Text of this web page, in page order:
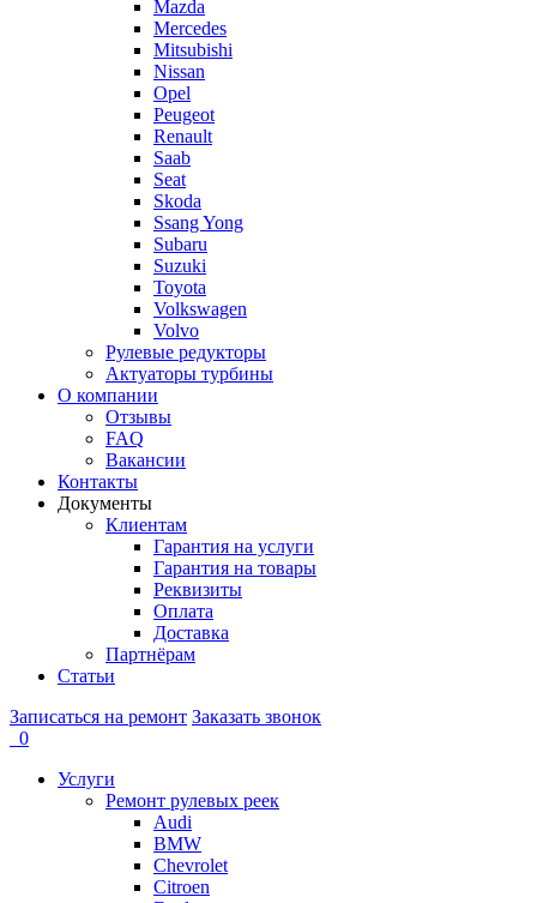
Mazda
Mercedes
Mitsubishi
Nissan
Opel
Peugeot
Renault
Saab
Seat
Skoda
Ssang Yong
Subaru
Suzuki
Toyota
Volkswagen
Volvo
Рулевые редукторы
Актуаторы турбины
О компании
Отзывы
FAQ
Вакансии
Контакты
Документы
Клиентам
Гарантия на услуги
Гарантия на товары
Реквизиты
Оплата
Доставка
Партнёрам
Статьи
Записаться на ремонт Заказать звонок
0
Услуги
Ремонт рулевых реек
Audi
BMW
Chevrolet
Citroen